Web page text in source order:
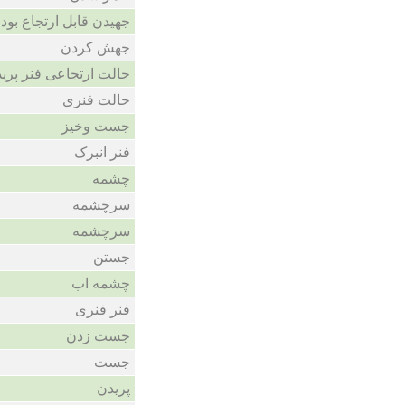
جهیدن قابل ارتجاع
جهش کردن
حالت ارتجاعی فنر
حالت فنری
جست وخیز
فنر انبرک
چشمه
سرچشمه
سرچشمه
جستن
چشمه اب
فنر فنری
جست زدن
جست
پریدن